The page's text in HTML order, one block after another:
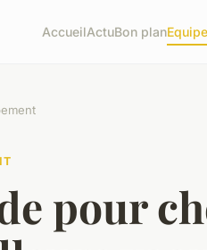
AccueilActuBon plan
pour